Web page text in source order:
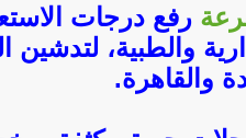
رفع درجات
والطبية،
والقاهرة.